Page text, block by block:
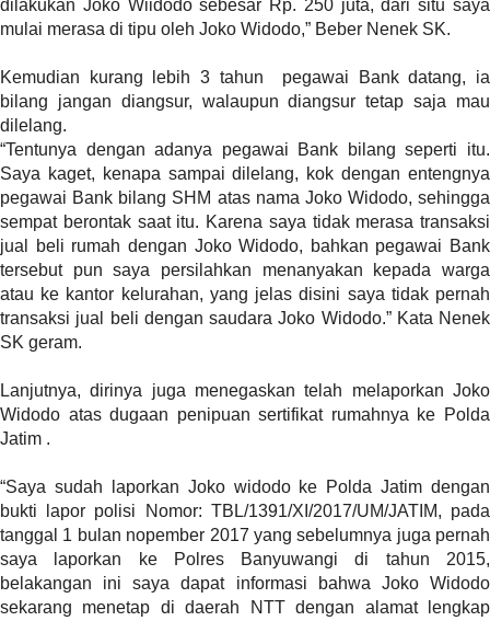
_
h
r
=
"
5
"
s
p
a
c
e
_
v
r
=
"
"
c
o
l
u
m
dilakukan Joko Wiidodo sebesar Rp. 250 juta, dari situ saya
mulai merasa di tipu oleh Joko Widodo,” Beber Nenek SK.
Kemudian kurang lebih 3 tahun pegawai Bank datang, ia
bilang jangan diangsur, walaupun diangsur tetap saja mau
dilelang.
“Tentunya dengan adanya pegawai Bank bilang seperti itu.
Saya kaget, kenapa sampai dilelang, kok dengan entengnya
pegawai Bank bilang SHM atas nama Joko Widodo, sehingga
sempat berontak saat itu. Karena saya tidak merasa transaksi
jual beli rumah dengan Joko Widodo, bahkan pegawai Bank
tersebut pun saya persilahkan menanyakan kepada warga
atau ke kantor kelurahan, yang jelas disini saya tidak pernah
transaksi jual beli dengan saudara Joko Widodo.” Kata Nenek
SK geram.
Lanjutnya, dirinya juga menegaskan telah melaporkan Joko
Widodo atas dugaan penipuan sertifikat rumahnya ke Polda
Jatim .
“Saya sudah laporkan Joko widodo ke Polda Jatim dengan
bukti lapor polisi Nomor: TBL/1391/XI/2017/UM/JATIM, pada
tanggal 1 bulan nopember 2017 yang sebelumnya juga pernah
saya laporkan ke Polres Banyuwangi di tahun 2015,
belakangan ini saya dapat informasi bahwa Joko Widodo
sekarang menetap di daerah NTT dengan alamat lengkap